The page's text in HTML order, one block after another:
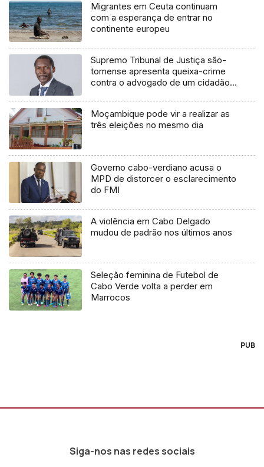
Migrantes em Ceuta continuam
com a esperança de entrar no
continente europeu
Supremo Tribunal de Justiça são-
tomense apresenta queixa-crime
contra o advogado de um cidadão
Moçambique pode vir a realizar as
três eleições no mesmo dia
Governo cabo-verdiano acusa o
MPD de distorcer o esclarecimento
do FMI
A violência em Cabo Delgado
mudou de padrão nos últimos anos
Seleção feminina de Futebol de
Cabo Verde volta a perder em
Marrocos
PUB
Siga-nos nas redes sociais